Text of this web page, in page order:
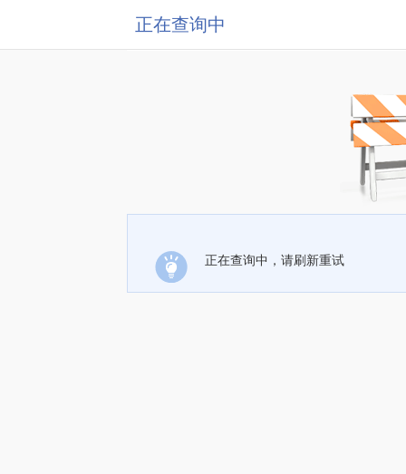
正在查询中
正在查询中，请刷新重试